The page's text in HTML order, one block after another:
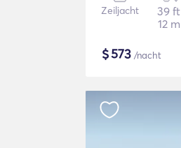
Zeiljacht
39 ft
12 m
$573 /nacht